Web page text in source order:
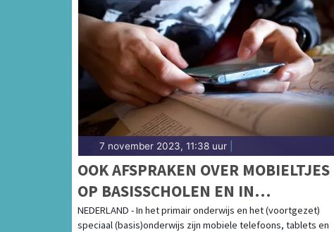
7 november 2023, 11:38 uur
OOK AFSPRAKEN OVER MOBIELTJES
OP BASISSCHOLEN EN IN
GESPECIALISEERD ONDERWIJS
NEDERLAND - In het primair onderwijs en het (voortgezet)
speciaal (basis)onderwijs zijn mobiele telefoons, tablets en